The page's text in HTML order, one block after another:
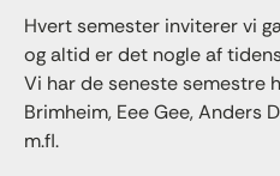
Hvert semester inviterer vi
og altid er det nogle af
Vi har de seneste semestre
Brimheim, Eee Gee, Anders
m.fl.